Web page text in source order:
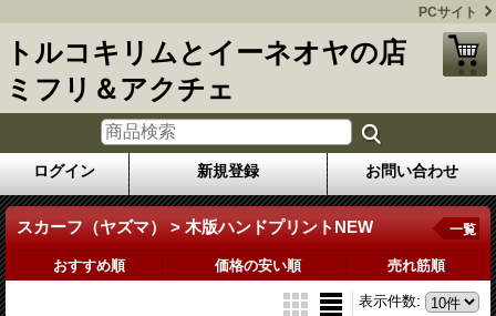
PCサイト
トルコキリムとイーネオヤの店
ミフリ＆アクチェ
ログイン 新規登録 お問い合わせ
スカーフ（ヤズマ） > 木版ハンドプリントNEW 一覧
おすすめ順 価格の安い順 売れ筋順
表示件数: